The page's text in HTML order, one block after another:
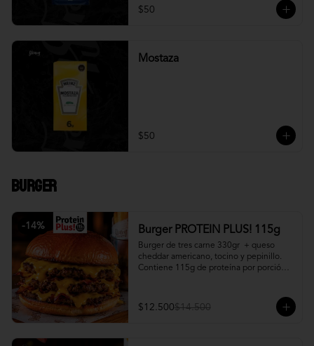
$50
Mostaza
$50
Burger
-14% Burger PROTEIN PLUS! 115g
Burger de tres carne 330gr  + queso
cheddar americano, tocino y pepinillo.
Contiene 115g de proteína por porción.
$12.500$14.500